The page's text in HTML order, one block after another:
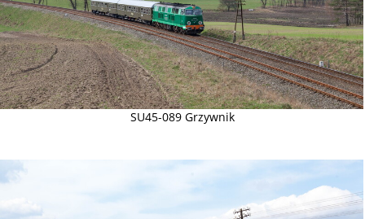
SU45-089 Grzywnik